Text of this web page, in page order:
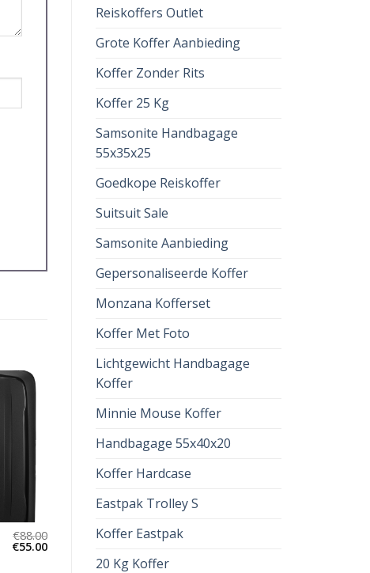
Reiskoffers Outlet
Grote Koffer Aanbieding
Koffer Zonder Rits
Koffer 25 Kg
Samsonite Handbagage
55x35x25
Goedkope Reiskoffer
Suitsuit Sale
Samsonite Aanbieding
Gepersonaliseerde Koffer
Monzana Kofferset
Koffer Met Foto
Lichtgewicht Handbagage
Koffer
Minnie Mouse Koffer
Handbagage 55x40x20
Koffer Hardcase
Eastpak Trolley S
Koffer Eastpak
20 Kg Koffer
€88.00
€55.00